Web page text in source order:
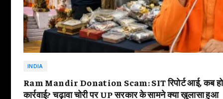
INDIA
Ram Mandir Donation Scam: SIT रिपोर्ट आई, कब
कार्रवाई? चढ़ावा चोरी पर UP सरकार के सामने क्या खुलासा हुआ